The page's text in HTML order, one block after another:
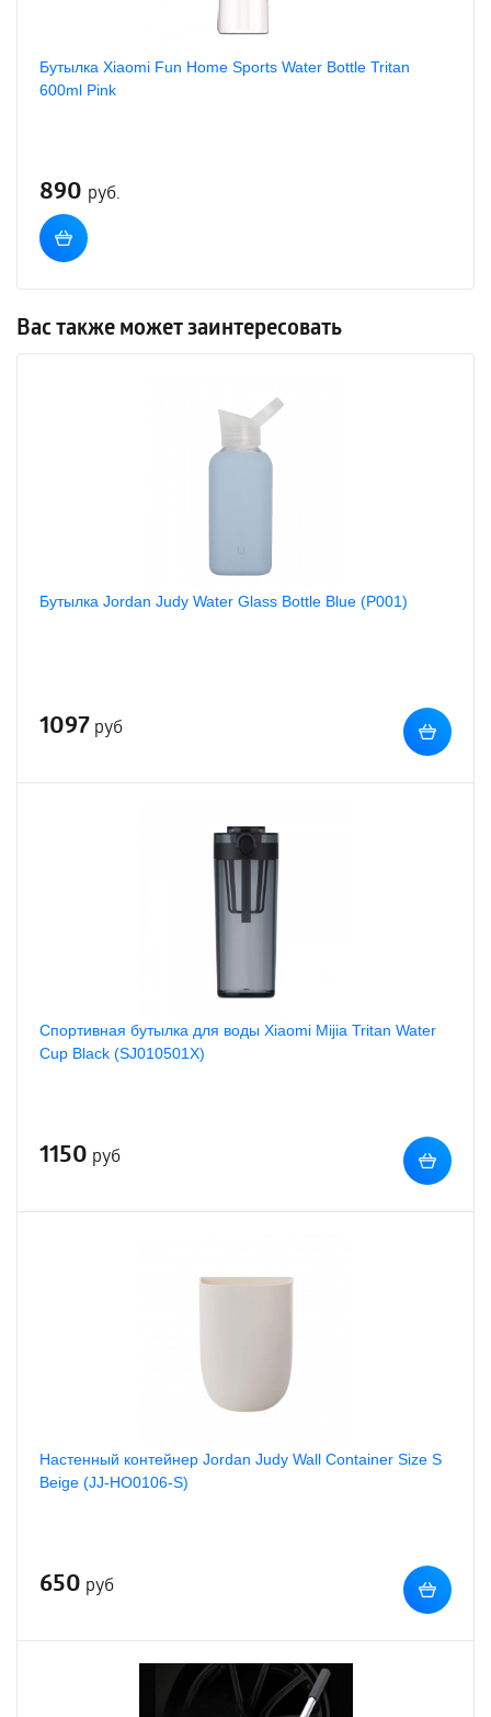
Бутылка Xiaomi Fun Home Sports Water Bottle Tritan
600ml Pink
890 руб.
Вас также может заинтересовать
Бутылка Jordan Judy Water Glass Bottle Blue (P001)
1097 руб
Спортивная бутылка для воды Xiaomi Mijia Tritan Water
Cup Black (SJ010501X)
1150 руб
Настенный контейнер Jordan Judy Wall Container Size S
Beige (JJ-HO0106-S)
650 руб